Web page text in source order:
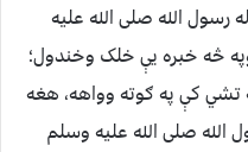
الله صلی الله عليه
څه خبره يې خلک وخندول؛
تشي کې په ګوته وواهه، هغه
الله صلی الله عليه وسلم